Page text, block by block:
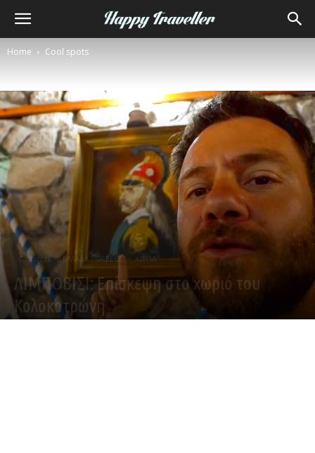
Home Cool spots
Cool spots ΕΛΛΑΔΑ - GREECE ΧΩΡΙΑ
ΛΙΜΠΟΒΙΣΙ: Επίσκεψη στο χωριό του
Κολοκοτρώνη